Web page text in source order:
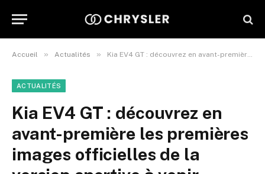
Accueil » Actualités » Kia EV4 GT : découvrez en avant-première les premières images officielles de la version sportive à venir
ACTUALITÉS
Kia EV4 GT : découvrez en
avant-première les premières
images officielles de la